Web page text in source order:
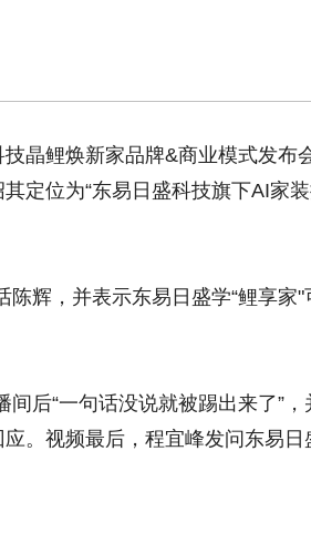
晶鲤焕新家品牌&商业模式发布
定位为“东易日盛科技旗下AI家
辉，并表示东易日盛学“鲤享家"
后“一句话没说就被踢出来了”，
。视频最后，程宜峰发问东易日